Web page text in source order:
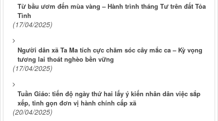
Từ bầu ươm đến mùa vàng – Hành trình tháng Tư trên đất Tỏa
Tình
(17/04/2025)
Người dân xã Ta Ma tích cực chăm sóc cây mắc ca – Kỳ vọng
tương lai thoát nghèo bền vững
(17/04/2025)
Tuần Giáo: tiến độ ngày thứ hai lấy ý kiến nhân dân việc sắp
xếp, tinh gọn đơn vị hành chính cấp xã
(20/04/2025)